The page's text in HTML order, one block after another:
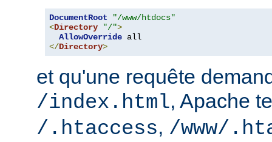
DocumentRoot
"/www/htdocs"
<Directory "/">
AllowOverride
</Directory>
et qu'une requête
/index.html, Apache
/.htaccess, /www/